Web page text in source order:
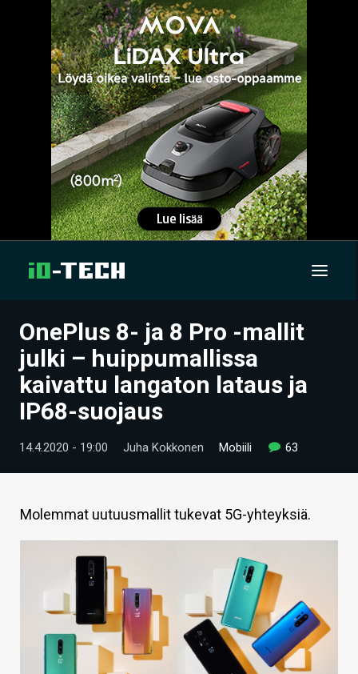
UUTISET
ARTIKKELIT
VIDEOT
TECHBBS
HINTA.FI
VAIHDA TEEMA
HAKU
OnePlus 8- ja 8 Pro -mallit
julki – huippumallissa
kaivattu langaton lataus ja
IP68-suojaus
14.4.2020 - 19:00 Juha Kokkonen Mobiili 63
Molemmat uutuusmallit tukevat 5G-yhteyksiä.